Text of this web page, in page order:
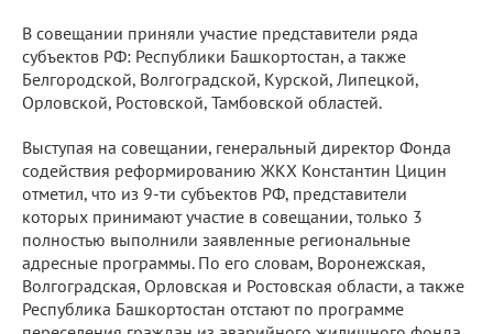
В совещании приняли участие представители ряда
субъектов РФ: Республики Башкортостан, а также
Белгородской, Волгоградской, Курской, Липецкой,
Орловской, Ростовской, Тамбовской областей.
Выступая на совещании, генеральный директор Фонда
содействия реформированию ЖКХ Константин Цицин
отметил, что из 9-ти субъектов РФ, представители
которых принимают участие в совещании, только 3
полностью выполнили заявленные региональные
адресные программы. По его словам, Воронежская,
Волгоградская, Орловская и Ростовская области, а также
Республика Башкортостан отстают по программе